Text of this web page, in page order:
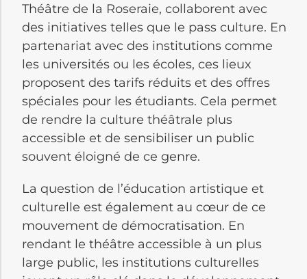
Théâtre de la Roseraie, collaborent avec
des initiatives telles que le pass culture. En
partenariat avec des institutions comme
les universités ou les écoles, ces lieux
proposent des tarifs réduits et des offres
spéciales pour les étudiants. Cela permet
de rendre la culture théâtrale plus
accessible et de sensibiliser un public
souvent éloigné de ce genre.
La question de l’éducation artistique et
culturelle est également au cœur de ce
mouvement de démocratisation. En
rendant le théâtre accessible à un plus
large public, les institutions culturelles